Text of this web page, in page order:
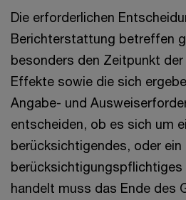
Die erforderlichen
Berichterstattung betreffen
besonders den Zeitpunkt
Effekte sowie die sich
Angabe- und
entscheiden, ob es sich um
berücksichtigendes, oder ein
berücksichtigungspflichtiges
handelt muss das Ende des